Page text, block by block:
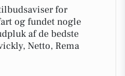
for
og fundet nogle
af de bedste
Netto, Rema